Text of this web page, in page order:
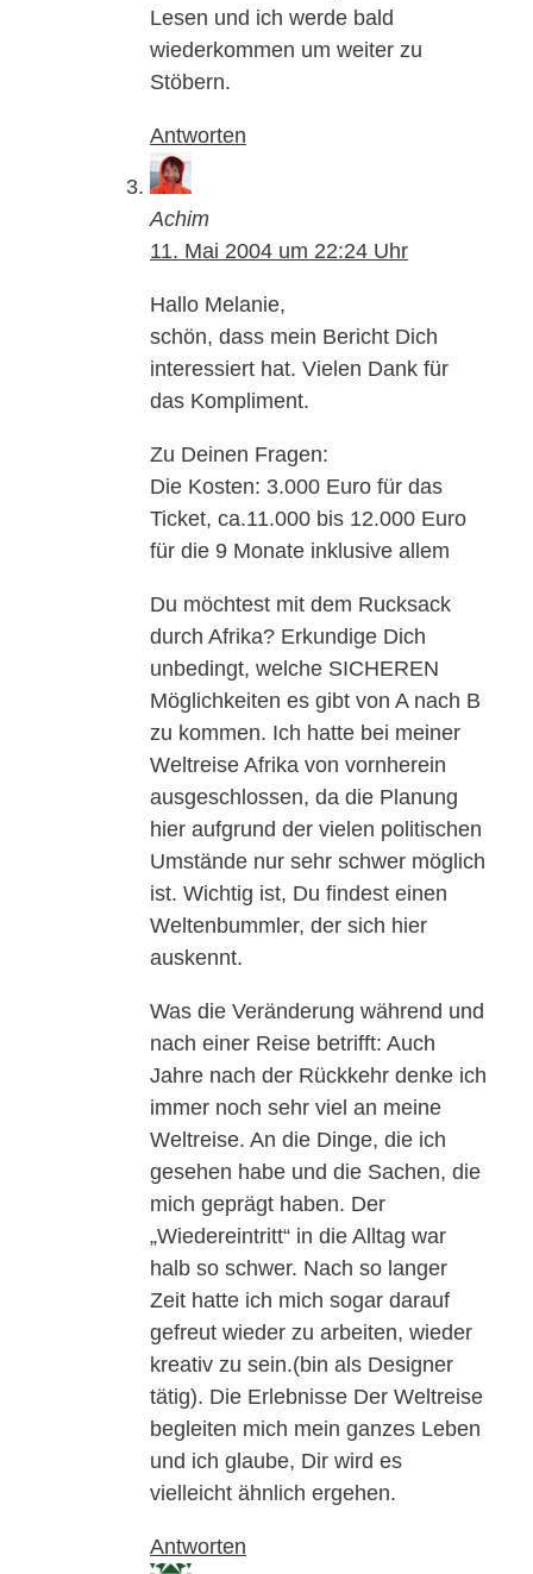
Lesen und ich werde bald
wiederkommen um weiter zu
Stöbern.
Antworten
Achim
11. Mai 2004 um 22:24 Uhr
Hallo Melanie,
schön, dass mein Bericht Dich
interessiert hat. Vielen Dank für
das Kompliment.
Zu Deinen Fragen:
Die Kosten: 3.000 Euro für das
Ticket, ca.11.000 bis 12.000 Euro
für die 9 Monate inklusive allem
Du möchtest mit dem Rucksack
durch Afrika? Erkundige Dich
unbedingt, welche SICHEREN
Möglichkeiten es gibt von A nach B
zu kommen. Ich hatte bei meiner
Weltreise Afrika von vornherein
ausgeschlossen, da die Planung
hier aufgrund der vielen politischen
Umstände nur sehr schwer möglich
ist. Wichtig ist, Du findest einen
Weltenbummler, der sich hier
auskennt.
Was die Veränderung während und
nach einer Reise betrifft: Auch
Jahre nach der Rückkehr denke ich
immer noch sehr viel an meine
Weltreise. An die Dinge, die ich
gesehen habe und die Sachen, die
mich geprägt haben. Der
„Wiedereintritt“ in die Alltag war
halb so schwer. Nach so langer
Zeit hatte ich mich sogar darauf
gefreut wieder zu arbeiten, wieder
kreativ zu sein.(bin als Designer
tätig). Die Erlebnisse Der Weltreise
begleiten mich mein ganzes Leben
und ich glaube, Dir wird es
vielleicht ähnlich ergehen.
Antworten